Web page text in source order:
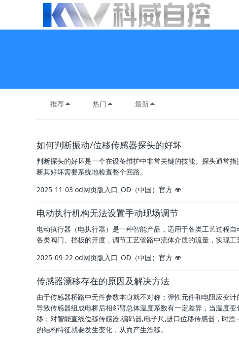
推荐 热门 最新
如何判断振动/位移传感器探头的好坏
判断探头的好坏是一个在设备维护中非常关键的技能。探头通常
断其好坏需要系统地检查整个回路。
2025-11-03 od网页版入口_OD（中国）官方
电动执行机构无法设置手动现场调节
电动执行器（电执行器）是一种智能产品，适用于各类工艺过程
各类阀门、挡板的开度，调节工艺管路中流体介质的流量，实现工
2025-09-22 od网页版入口_OD（中国）官方
传感器漂移存在的原因及解决方法
由于传感器桥路中元件参数本身就不对称；弹性元件和电阻应变
导致传感器组成电桥后相邻臂总体温度系数有一定差异，当温度
移；对智能直线位移传感器,编码器,电子尺,进口位移传感器，时
的结构特征就要发生变化，从而产生漂移。